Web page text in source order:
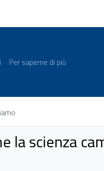
Per saperne di più
la scienza